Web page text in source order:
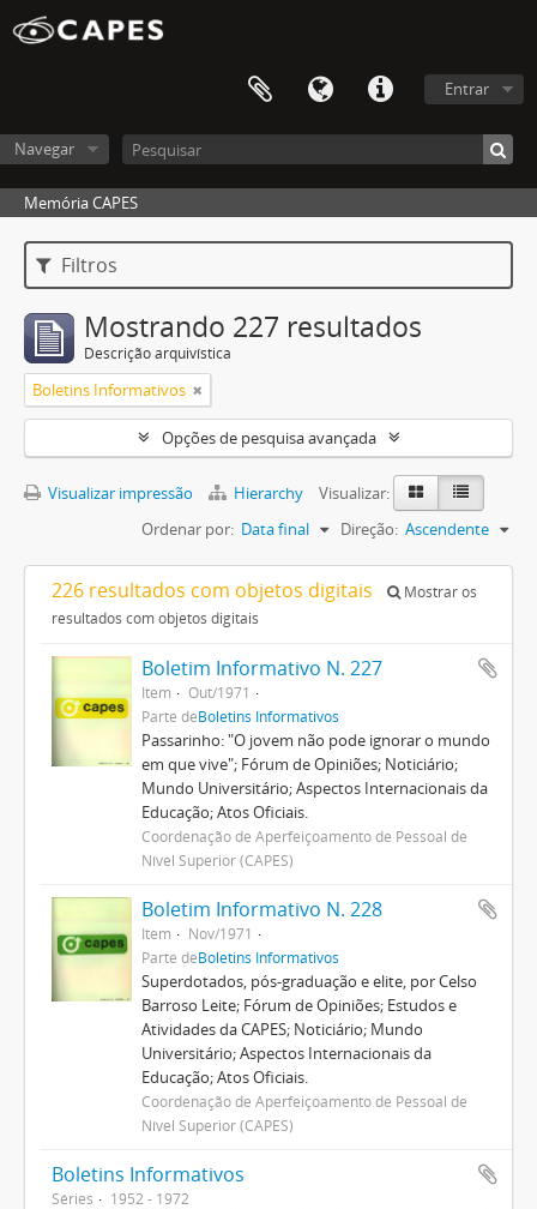
Entrar
Navegar
Memória CAPES
Filtros
Mostrando 227 resultados
Descrição arquivística
Boletins Informativos
Opções de pesquisa avançada
Visualizar impressão Hierarchy
Visualizar:
Ordenar por: Data final Direção: Ascendente
226 resultados com objetos digitais
Mostrar os
resultados com objetos digitais
Boletim Informativo N. 227
Item
Out/1971
Parte deBoletins Informativos
Passarinho: "O jovem não pode ignorar o mundo
em que vive"; Fórum de Opiniões; Noticiário;
Mundo Universitário; Aspectos Internacionais da
Educação; Atos Oficiais.
Coordenação de Aperfeiçoamento de Pessoal de
Nível Superior (CAPES)
Boletim Informativo N. 228
Item
Nov/1971
Parte deBoletins Informativos
Superdotados, pós-graduação e elite, por Celso
Barroso Leite; Fórum de Opiniões; Estudos e
Atividades da CAPES; Noticiário; Mundo
Universitário; Aspectos Internacionais da
Educação; Atos Oficiais.
Coordenação de Aperfeiçoamento de Pessoal de
Nível Superior (CAPES)
Boletins Informativos
Séries 1952 - 1972